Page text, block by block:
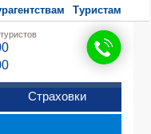
Туристам
Страховки